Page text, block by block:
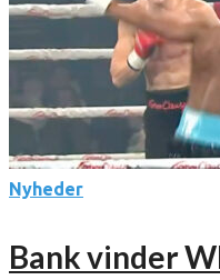
Nyheder
Bank vinder